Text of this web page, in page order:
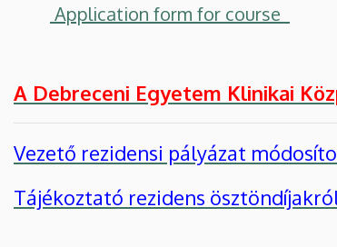
Application form for course
A Debreceni Egyetem Klinikai
Vezető rezidensi pályázat
Tájékoztató rezidens